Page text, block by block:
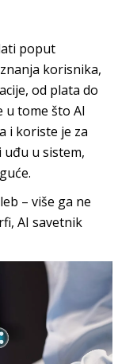
poput
korisnika,
od plata do
u tome što AI
i koriste je za
uđu u sistem,
– više ga ne
AI savetnik